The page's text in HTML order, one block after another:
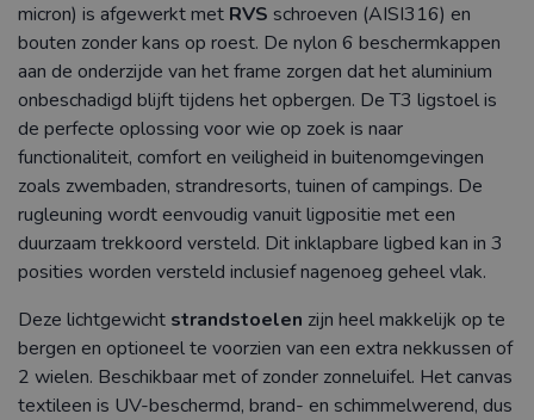
micron) is afgewerkt met RVS schroeven (AISI316) en
bouten zonder kans op roest. De nylon 6 beschermkappen
aan de onderzijde van het frame zorgen dat het aluminium
onbeschadigd blijft tijdens het opbergen. De T3 ligstoel is
de perfecte oplossing voor wie op zoek is naar
functionaliteit, comfort en veiligheid in buitenomgevingen
zoals zwembaden, strandresorts, tuinen of campings. De
rugleuning wordt eenvoudig vanuit ligpositie met een
duurzaam trekkoord versteld. Dit inklapbare ligbed kan in 3
posities worden versteld inclusief nagenoeg geheel vlak.
Deze lichtgewicht strandstoelen zijn heel makkelijk op te
bergen en optioneel te voorzien van een extra nekkussen of
2 wielen. Beschikbaar met of zonder zonneluifel. Het canvas
textileen is UV-beschermd, brand- en schimmelwerend, dus